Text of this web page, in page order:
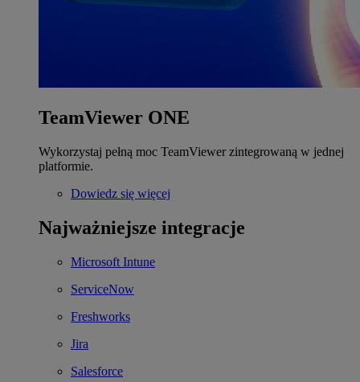
TeamViewer ONE
Wykorzystaj pełną moc TeamViewer zintegrowaną w jednej
platformie.
Dowiedz się więcej
Najważniejsze integracje
Microsoft Intune
ServiceNow
Freshworks
Jira
Salesforce